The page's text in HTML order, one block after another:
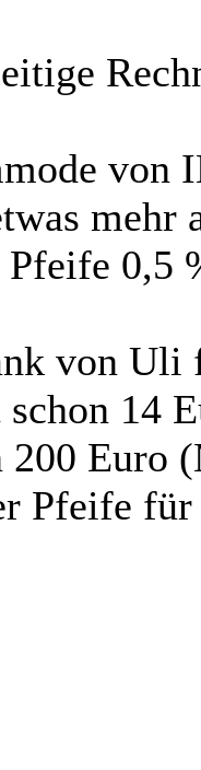
von
mehr
0,5
von
14
200 Euro
Pfeife